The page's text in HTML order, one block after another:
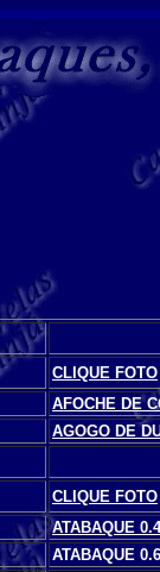
CLIQUE FOTO
AFOCHE DE
AGOGO DE
CLIQUE FOTO
ATABAQUE
ATABAQUE